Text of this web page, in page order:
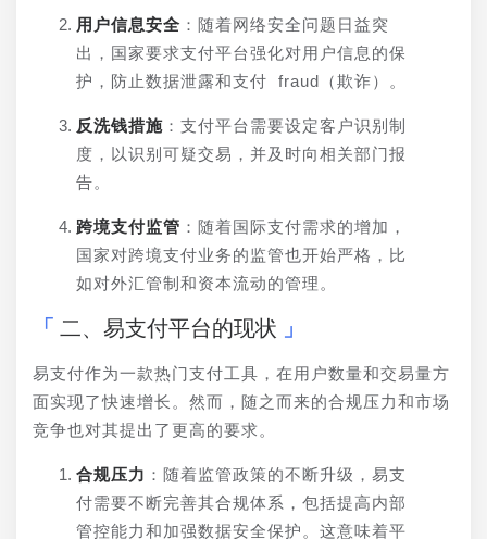
用户信息安全 ：随着网络安全问题日益突
出，国家要求支付平台强化对用户信息的保
护，防止数据泄露和支付 fraud（欺诈）。
反洗钱措施 ：支付平台需要设定客户识别制
度，以识别可疑交易，并及时向相关部门报
告。
跨境支付监管 ：随着国际支付需求的增加，
国家对跨境支付业务的监管也开始严格，比
如对外汇管制和资本流动的管理。
二、易支付平台的现状
易支付作为一款热门支付工具，在用户数量和交易量方
面实现了快速增长。然而，随之而来的合规压力和市场
竞争也对其提出了更高的要求。
合规压力 ：随着监管政策的不断升级，易支
付需要不断完善其合规体系，包括提高内部
管控能力和加强数据安全保护。这意味着平